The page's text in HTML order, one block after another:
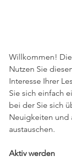
Willkommen!
Nutzen Sie
Interesse Ihrer
Sie sich einfach
bei der Sie sich
Neuigkeiten und
austauschen.
Aktiv werden